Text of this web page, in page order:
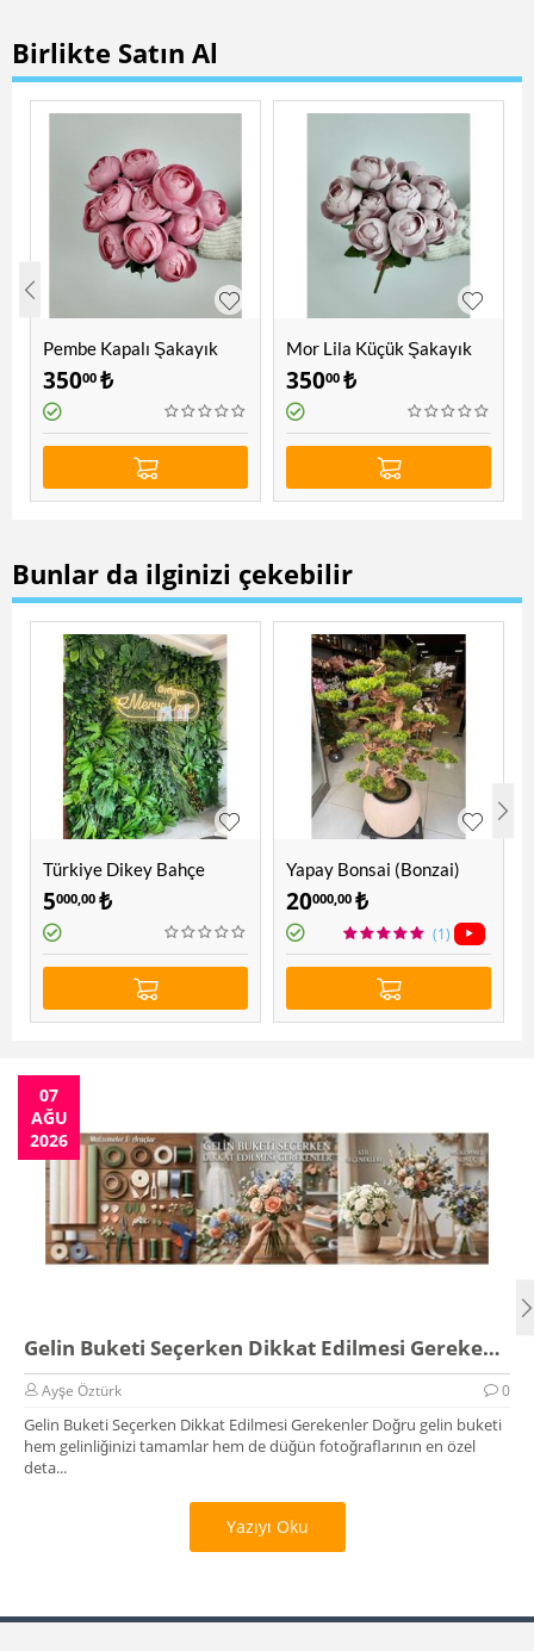
Birlikte Satın Al
Pembe Kapalı Şakayık
35000 ₺
Mor Lila Küçük Şakayık
35000 ₺
Bunlar da ilginizi çekebilir
Türkiye Dikey Bahçe
5000,00 ₺
Yapay Bonsai (Bonzai)
Ağacı 1.60 Mt
20000,00 ₺
(1)
07
AĞU
2026
Gelin Buketi Seçerken Dikkat Edilmesi Gerekenler
Ayşe Öztürk 0
Gelin Buketi Seçerken Dikkat Edilmesi Gerekenler Doğru gelin buketi
hem gelinliğinizi tamamlar hem de düğün fotoğraflarının en özel
deta...
Yazıyı Oku